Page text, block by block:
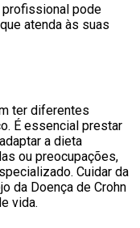
profissional pode
atenda às suas
ter diferentes
É essencial prestar
a dieta
ou preocupações,
Cuidar da
da Doença de Crohn
vida.